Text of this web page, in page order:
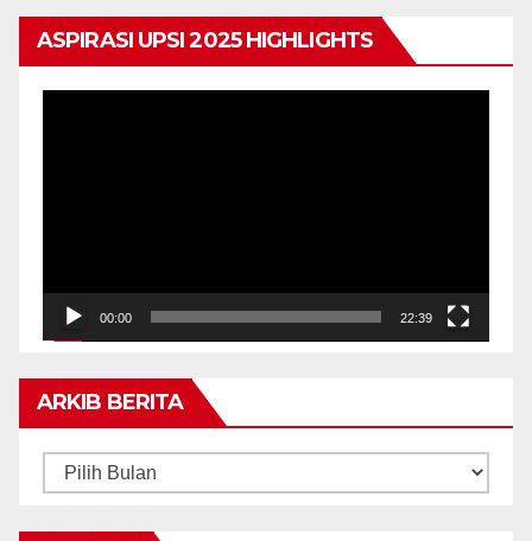
ASPIRASI UPSI 2025 HIGHLIGHTS
00:00 22:39
ARKIB BERITA
ARKIB